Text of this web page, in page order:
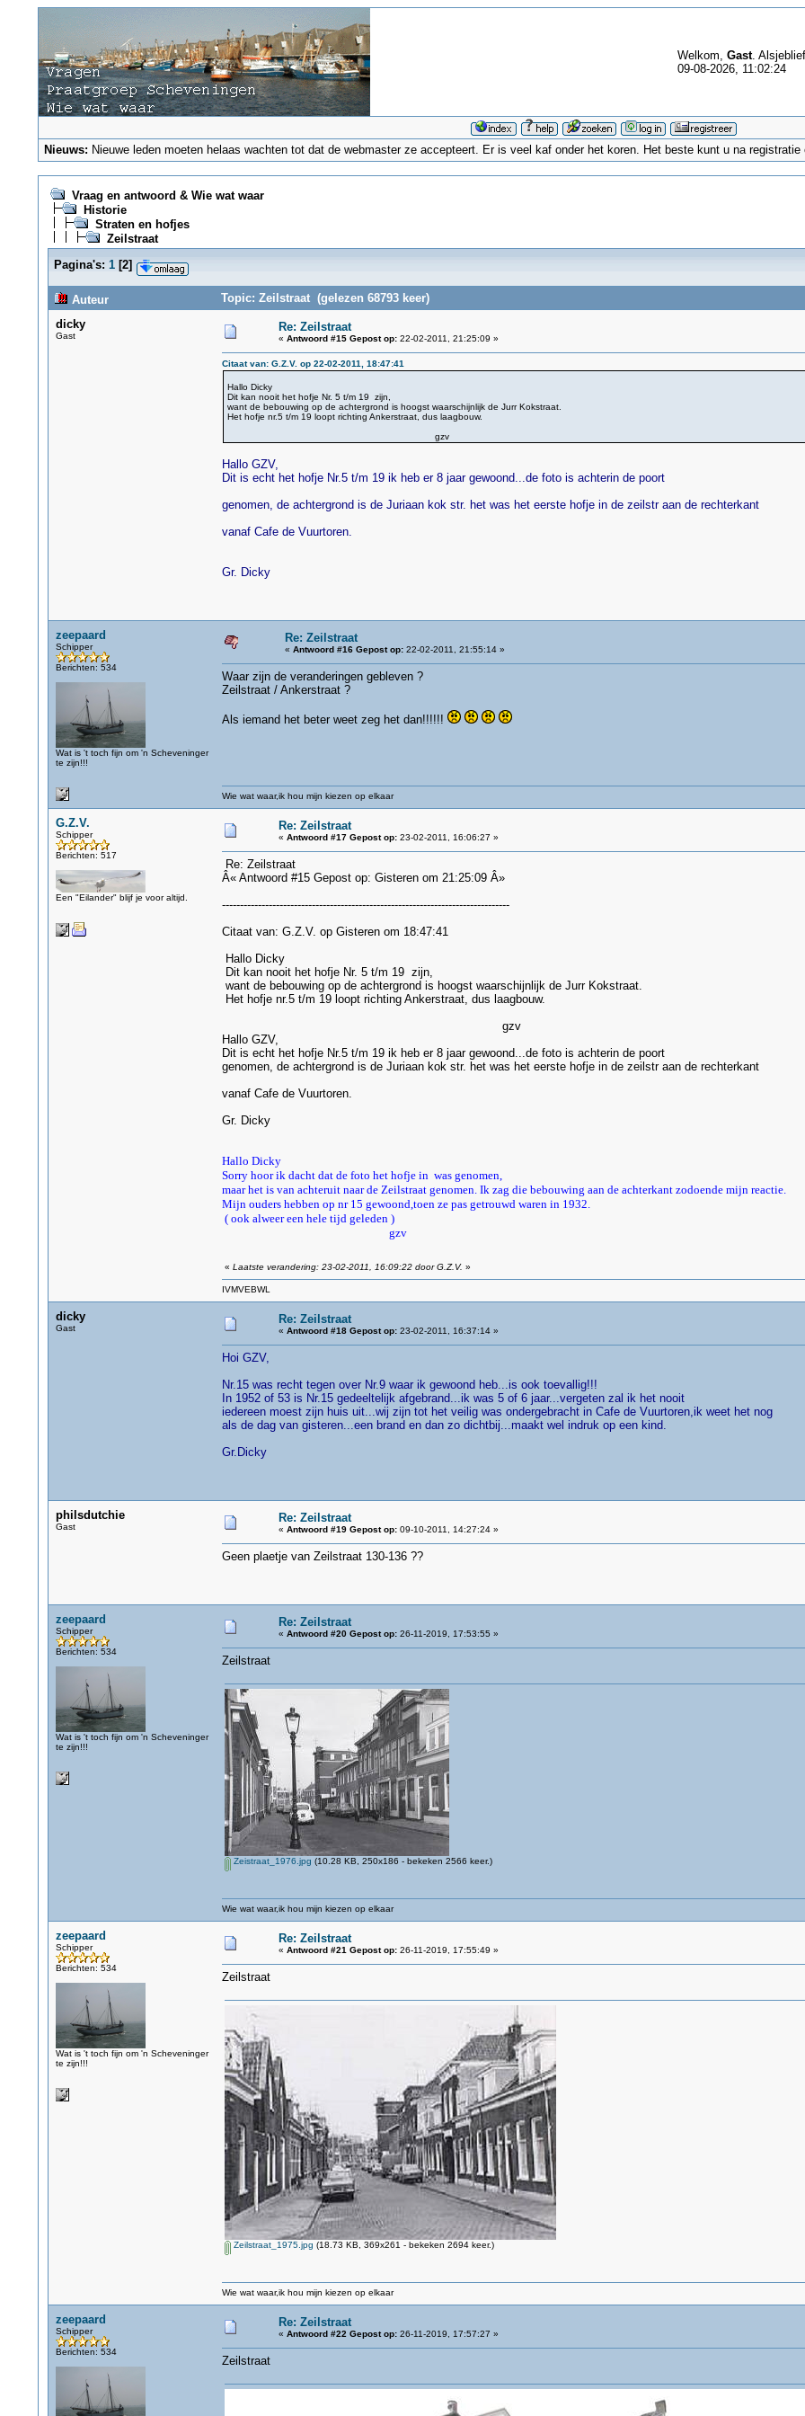
Welkom, Gast.
09-08-2026, 11:02:24
Nieuws: Nieuwe leden moeten helaas wachten tot dat de webmaster ze accepteert. Er is veel kaf onder het koren. Het beste kunt u na
Vraag en antwoord & Wie wat waar
Historie
Straten en hofjes
Zeilstraat
Pagina's: 1[2]
Auteur
Topic: Zeilstraat (gelezen 68793 keer)
dicky
Gast
Re: Zeilstraat
« Antwoord #15 Gepost op:22-02-2011, 21:25:09 »
Citaat van: G.Z.V. op 22-02-2011, 18:47:41
Hallo Dicky
Dit kan nooit het hofje Nr. 5 t/m 19 zijn,
want de bebouwing op de achtergrond is hoogst waarschijnlijk de Jurr Kokstraat.
Het hofje nr.5 t/m 19 loopt richting Ankerstraat, dus laagbouw.
gzv
Hallo GZV,
Dit is echt het hofje Nr.5 t/m 19 ik heb er 8 jaar gewoond...de foto is achterin de poort
genomen, de achtergrond is de Juriaan kok str. het was het eerste hofje in de zeilstr aan de rechterkant
vanaf Cafe de Vuurtoren.
Gr. Dicky
zeepaard
Schipper
Berichten: 534
Wat is 't toch fijn om 'n Scheveninger
te zijn!!!
Re: Zeilstraat
« Antwoord #16 Gepost op:22-02-2011, 21:55:14 »
Waar zijn de veranderingen gebleven ?
Zeilstraat / Ankerstraat ?
Als iemand het beter weet zeg het dan!!!!!!
Wie wat waar,ik hou mijn kiezen op elkaar
G.Z.V.
Schipper
Berichten: 517
Een "Eilander" blijf je voor altijd.
Re: Zeilstraat
« Antwoord #17 Gepost op:23-02-2011, 16:06:27 »
Re: Zeilstraat
Â« Antwoord #15 Gepost op: Gisteren om 21:25:09 Â»
--------------------------------------------------------------------------------
Citaat van: G.Z.V. op Gisteren om 18:47:41
Hallo Dicky
Dit kan nooit het hofje Nr. 5 t/m 19 zijn,
want de bebouwing op de achtergrond is hoogst waarschijnlijk de Jurr Kokstraat.
Het hofje nr.5 t/m 19 loopt richting Ankerstraat, dus laagbouw.
gzv
Hallo GZV,
Dit is echt het hofje Nr.5 t/m 19 ik heb er 8 jaar gewoond...de foto is achterin de poort
genomen, de achtergrond is de Juriaan kok str. het was het eerste hofje in de zeilstr aan de rechterkant
vanaf Cafe de Vuurtoren.
Gr. Dicky
Hallo Dicky
Sorry hoor ik dacht dat de foto het hofje in was genomen,
maar het is van achteruit naar de Zeilstraat genomen. Ik zag die bebouwing aan de achterkant zodoende mijn reactie.
Mijn ouders hebben op nr 15 gewoond,toen ze pas getrouwd waren in 1932.
( ook alweer een hele tijd geleden )
gzv
« Laatste verandering: 23-02-2011, 16:09:22 door G.Z.V. »
IVMVEBWL
dicky
Gast
Re: Zeilstraat
« Antwoord #18 Gepost op:23-02-2011, 16:37:14 »
Hoi GZV,
Nr.15 was recht tegen over Nr.9 waar ik gewoond heb...is ook toevallig!!!
In 1952 of 53 is Nr.15 gedeeltelijk afgebrand...ik was 5 of 6 jaar...vergeten zal ik het nooit
iedereen moest zijn huis uit...wij zijn tot het veilig was ondergebracht in Cafe de Vuurtoren,ik weet het nog
als de dag van gisteren...een brand en dan zo dichtbij...maakt wel indruk op een kind.
Gr.Dicky
philsdutchie
Gast
Re: Zeilstraat
« Antwoord #19 Gepost op:09-10-2011, 14:27:24 »
Geen plaetje van Zeilstraat 130-136 ??
zeepaard
Schipper
Berichten: 534
Wat is 't toch fijn om 'n Scheveninger
te zijn!!!
Re: Zeilstraat
« Antwoord #20 Gepost op:26-11-2019, 17:53:55 »
Zeilstraat
Zeistraat_1976.jpg (10.28 KB, 250x186 - bekeken 2566 keer.)
Wie wat waar,ik hou mijn kiezen op elkaar
zeepaard
Schipper
Berichten: 534
Wat is 't toch fijn om 'n Scheveninger
te zijn!!!
Re: Zeilstraat
« Antwoord #21 Gepost op:26-11-2019, 17:55:49 »
Zeilstraat
Zeilstraat_1975.jpg (18.73 KB, 369x261 - bekeken 2694 keer.)
Wie wat waar,ik hou mijn kiezen op elkaar
zeepaard
Schipper
Berichten: 534
Re: Zeilstraat
« Antwoord #22 Gepost op:26-11-2019, 17:57:27 »
Zeilstraat